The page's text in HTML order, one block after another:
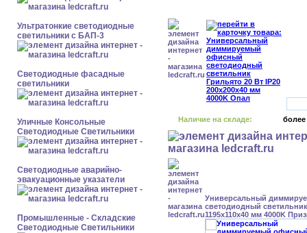
Ультратонкие светодиодные
светильники с БАП-3
Светодиодные фасадные
светильники
Уличные Консольные
Светодиодные Светильники
Светодиодные аварийно-
эвакуационные указатели
Промышленные - Складские
Светодиодные Светильники
Наличие на складе: более
Универсальный
светодиодный светильник
1195x110x40 мм 4000K